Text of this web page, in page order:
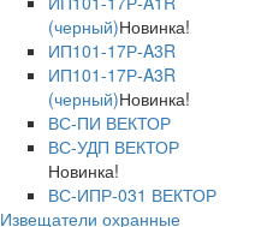
(черный)Новинка!
ИП101-17Р-A3R
ИП101-17Р-A3R
(черный)Новинка!
ВС-ПИ ВЕКТОР
ВС-УДП ВЕКТОР
Новинка!
ВС-ИПР-031 ВЕКТОР
Извещатели охранные